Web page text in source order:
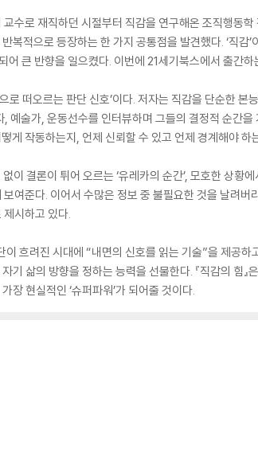
수로 재직하던 시절부터 직감을 연구해온 조직행동
복적으로 등장하는 한 가지 공통점을 발견했다. ‘직감
큰 반향을 일으켰다. 이번에 21세기북스에서 출간하
로 떠오르는 판단 신호’이다. 저자는 직감을 단순한
예술가, 운동선수를 인터뷰하며 그들의 결정적 순간
게 작동하는지, 언제 신뢰할 수 있고 언제 경계해야
결론이 튀어 오르는 ‘유레카의 순간’, 모호한 상황
여준다. 이어서 수많은 정보 중 불필요한 것을 날려버
제시하고 있다.
이 흐려진 시대에 “내면의 신호를 읽는 기술”을 제공
삶의 방향을 정하는 능력을 선물한다. 『직감의 힘
장 현실적인 ‘슈퍼파워’가 되어줄 것이다.